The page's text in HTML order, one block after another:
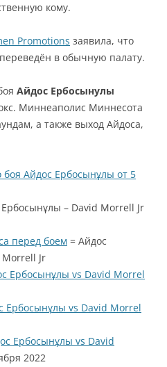
кому.
Promotions заявила, что
в обычную палату.
Айдос Ербосынулы
Миннеаполис Миннесота
а также выход Айдоса,
боя Айдос Ербосынұлы от 5
– David Morrell Jr
перед боем = Айдос
Jr
Ербосынұлы vs David Morrel
Ербосынұлы vs David Morrel
Ербосынұлы vs David
2022